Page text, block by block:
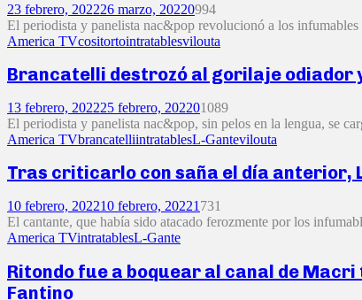
23 febrero, 202226 marzo, 20220994
El periodista y panelista nac&pop revolucionó a los
America TVcositortointratablesvilouta
Brancatelli destrozó al gorilaje odiador
13 febrero, 202225 febrero, 202201089
El periodista y panelista nac&pop, sin pelos en la lengua, se
America TVbrancatelliintratablesL-Gantevilouta
Tras criticarlo con saña el día anterior,
10 febrero, 202210 febrero, 20221 731
El cantante, que había sido atacado ferozmente por los
America TVintratablesL-Gante
Ritondo fue a boquear al canal de
Fantino